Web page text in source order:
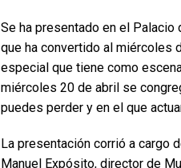
Se ha presentado en el Palacio
que ha convertido al miércoles
especial que tiene como
miércoles 20 de abril se
puedes perder y en el que
La presentación corrió a cargo
Manuel Expósito, director de